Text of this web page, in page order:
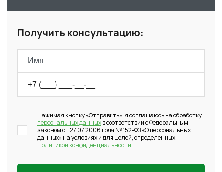
Получить консультацию:
Нажимая кнопку «Отправить», я соглашаюсь на обработку
персональных данныхв соответствии с Федеральным
законом от 27.07.2006 года № 152-ФЗ «О персональных
данных» на условиях и для целей, определенных
Политикой конфиденциальности